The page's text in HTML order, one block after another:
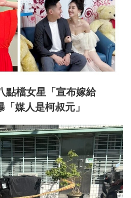
點檔女星「宣布嫁給
媒人是柯叔元」